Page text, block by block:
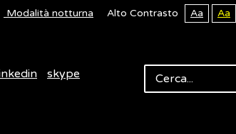
Modalità notturna Alto Contrasto Aa Aa
skype